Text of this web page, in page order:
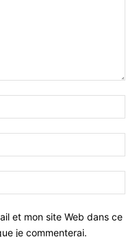
et mon site Web dans ce
je commenterai.